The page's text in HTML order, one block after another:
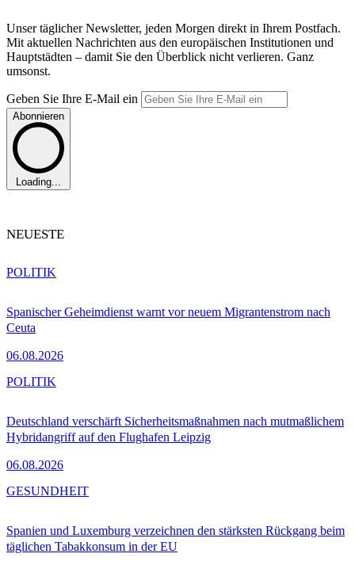
Unser täglicher Newsletter, jeden Morgen direkt in Ihrem Postfach.
Mit aktuellen Nachrichten aus den europäischen Institutionen und
Hauptstädten – damit Sie den Überblick nicht verlieren. Ganz
umsonst.
Geben Sie Ihre E-Mail ein
Abonnieren
Loading...
NEUESTE
Spanischer Geheimdienst warnt vor neuem Migrantenstrom nach
Ceuta
06.08.2026
POLITIK
Deutschland verschärft Sicherheitsmaßnahmen nach mutmaßlichem
Hybridangriff auf den Flughafen Leipzig
06.08.2026
POLITIK
Spanien und Luxemburg verzeichnen den stärksten Rückgang beim
täglichen Tabakkonsum in der EU
GESUNDHEIT